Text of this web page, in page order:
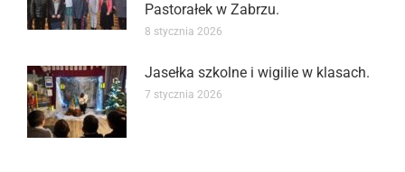
Pastorałek w Zabrzu.
8 stycznia 2026
Jasełka szkolne i wigilie w klasach.
7 stycznia 2026